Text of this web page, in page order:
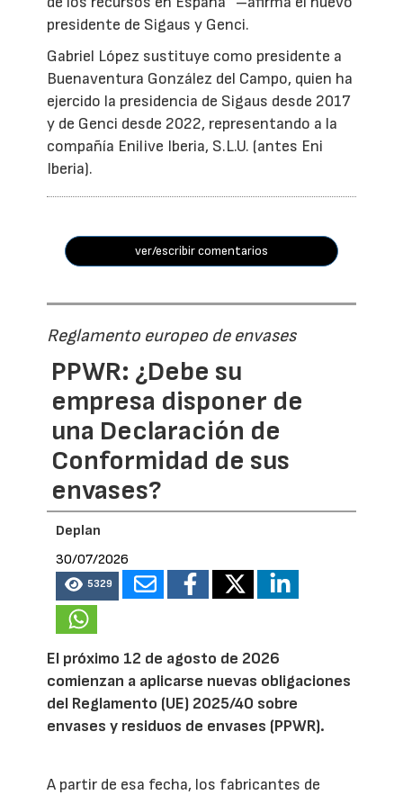
presidente de Sigaus y Genci.
Gabriel López sustituye como presidente a
Buenaventura González del Campo, quien ha
ejercido la presidencia de Sigaus desde 2017
y de Genci desde 2022, representando a la
compañía Enilive Iberia, S.L.U. (antes Eni
Iberia).
ver/escribir comentarios
Reglamento europeo de envases
PPWR: ¿Debe su
empresa disponer de
una Declaración de
Conformidad de sus
envases?
Deplan
30/07/2026
5329
El próximo 12 de agosto de 2026
comienzan a aplicarse nuevas obligaciones
del Reglamento (UE) 2025/40 sobre
envases y residuos de envases (PPWR).
A partir de esa fecha, los fabricantes de